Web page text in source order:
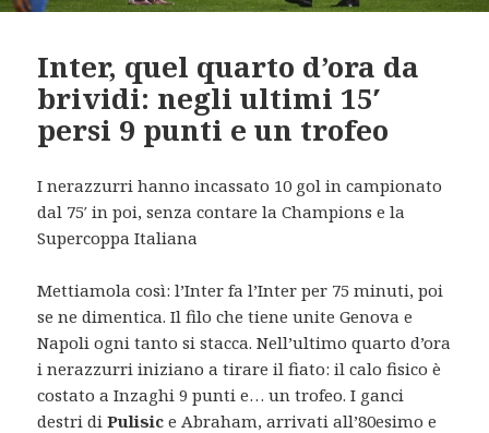
Inter, quel quarto d’ora da
brividi: negli ultimi 15′
persi 9 punti e un trofeo
I nerazzurri hanno incassato 10 gol in campionato
dal 75′ in poi, senza contare la Champions e la
Supercoppa Italiana
Mettiamola così: l’Inter fa l’Inter per 75 minuti, poi
se ne dimentica. Il filo che tiene unite Genova e
Napoli ogni tanto si stacca. Nell’ultimo quarto d’ora
i nerazzurri iniziano a tirare il fiato: il calo fisico è
costato a Inzaghi 9 punti e… un trofeo. I ganci
destri diPulisic e Abraham, arrivati all’80esimo e